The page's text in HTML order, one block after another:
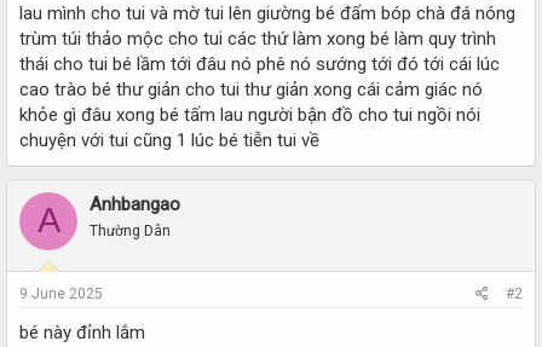
lau mình cho tui và mờ tui lên giường bé đấm bóp chà đá nóng
trùm túi thảo mộc cho tui các thứ làm xong bé làm quy trình
thái cho tui bé lầm tới đâu nó phê nó sướng tới đó tới cái lúc
cao trào bé thư giản cho tui thư giản xong cái cảm giác nó
khỏe gì đâu xong bé tấm lau người bận đồ cho tui ngồi nói
chuyện với tui cũng 1 lúc bé tiễn tui về
A Anhbangao
Thường Dân
9 June 2025 #2
bé này đỉnh lắm